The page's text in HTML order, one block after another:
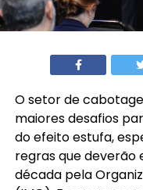
O setor de
maiores desafios
do efeito estufa,
regras que deverão
década pela